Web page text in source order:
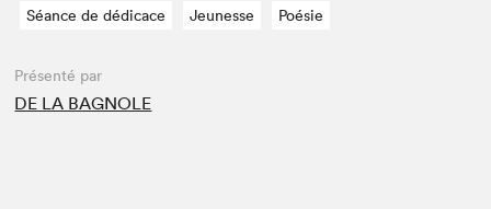
Séance de dédicace Jeunesse Poésie
Présenté par
DE LA BAGNOLE